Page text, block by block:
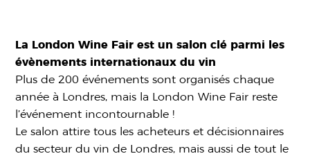
La London Wine Fair est un salon clé parmi les
évènements internationaux du vin
Plus de 200 événements sont organisés chaque
année à Londres, mais la London Wine Fair reste
l’événement incontournable !
Le salon attire tous les acheteurs et décisionnaires
du secteur du vin de Londres, mais aussi de tout le